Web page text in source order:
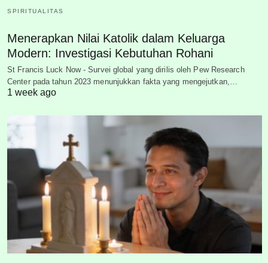
SPIRITUALITAS
Menerapkan Nilai Katolik dalam Keluarga
Modern: Investigasi Kebutuhan Rohani
St Francis Luck Now - Survei global yang dirilis oleh Pew Research
Center pada tahun 2023 menunjukkan fakta yang mengejutkan,…
1 week ago